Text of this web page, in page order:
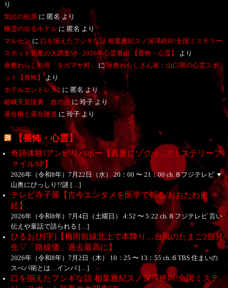
り
気比の松原 に 匿名 より
幽霊の出るホテル に匿名 より
マルセンに 口を揃えたフシギな話 相葉雅紀スノ深澤絶叫!全国ミステリー
スポット初夏の大調査SP - 2026年心霊番組 【畏怖・心霊】
より
座敷わらしの宿「タガマヤ村」 に座敷わらしさん家：山口県の心霊スポ
ット【畏怖】より
ホテルエンドレス2 に 匿名より
嵯峨天皇陵裏 血の池に玲子より
落合橋と落合隧道 に 玲子 より
【畏怖・心霊】
奇跡体験!アンビリバボー【真夏にゾクッ…!!ミステリーフ
ァイルSP】
2026年（令和8年）7月22日（水） 20：00 〜 21：00 ch.８フジテレビ ▼
山奥にびっしり!?謎 […]
テレビ寺子屋【古今エンタメを医学で斬る/おおたわ史
絵】
2026年（令和8年）7月4日（土曜日） 4:52 〜 5:22 ch.８フジテレビ 言い
伝えや童話で語られる […]
ひるおび[字]【梅雨前線北上で本降り…台風のたまご2個発
生▽「路線価」過去最高に】
2026年（令和8年）7月2日（木） 10：25 〜 13：55 ch.６TBS 住まいの
スぺパ術とは…インバ […]
口を揃えたフシギな話 相葉雅紀スノ深澤絶叫!全国ミステ